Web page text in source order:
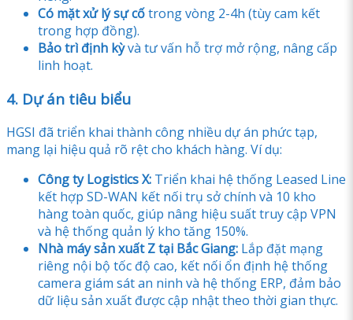
Có mặt xử lý sự cốtrong vòng 2-4h (tùy cam kết
trong hợp đồng).
Bảo trì định kỳvà tư vấn hỗ trợ mở rộng, nâng cấp
linh hoạt.
4. Dự án tiêu biểu
HGSI đã triển khai thành công nhiều dự án phức tạp,
mang lại hiệu quả rõ rệt cho khách hàng. Ví dụ:
Công ty Logistics X: Triển khai hệ thống Leased Line
kết hợp SD-WAN kết nối trụ sở chính và 10 kho
hàng toàn quốc, giúp nâng hiệu suất truy cập VPN
và hệ thống quản lý kho tăng 150%.
Nhà máy sản xuất Z tại Bắc Giang: Lắp đặt mạng
riêng nội bộ tốc độ cao, kết nối ổn định hệ thống
camera giám sát an ninh và hệ thống ERP, đảm bảo
dữ liệu sản xuất được cập nhật theo thời gian thực.